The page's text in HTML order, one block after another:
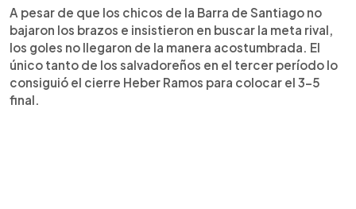
A pesar de que los chicos de la Barra de Santiago no
bajaron los brazos e insistieron en buscar la meta rival,
los goles no llegaron de la manera acostumbrada. El
único tanto de los salvadoreños en el tercer período lo
consiguió el cierre Heber Ramos para colocar el 3-5
final.